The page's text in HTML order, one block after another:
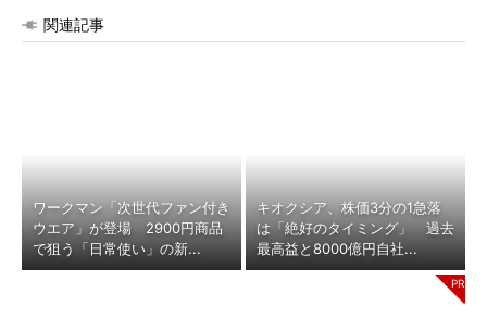
関連記事
ワークマン「次世代ファン付き
ウエア」が登場 2900円商品
で狙う「日常使い」の新...
キオクシア、株価3分の1急落
は「絶好のタイミング」 過去
最高益と8000億円自社...